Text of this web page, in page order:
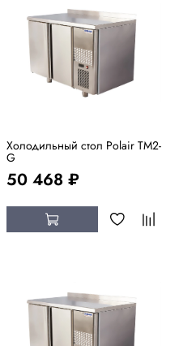
Холодильный стол Polair TM2-
G
50 468 ₽